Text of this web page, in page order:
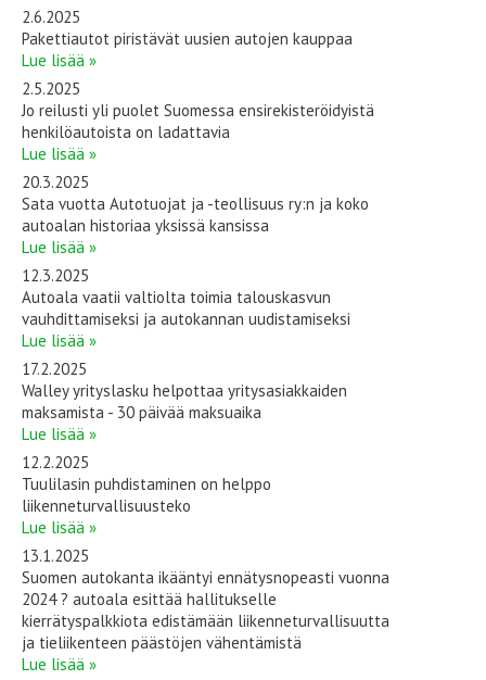
2.6.2025
Pakettiautot piristävät uusien autojen kauppaa
Lue lisää »
2.5.2025
Jo reilusti yli puolet Suomessa ensirekisteröidyistä
henkilöautoista on ladattavia
Lue lisää »
20.3.2025
Sata vuotta Autotuojat ja -teollisuus ry:n ja koko
autoalan historiaa yksissä kansissa
Lue lisää »
12.3.2025
Autoala vaatii valtiolta toimia talouskasvun
vauhdittamiseksi ja autokannan uudistamiseksi
Lue lisää »
17.2.2025
Walley yrityslasku helpottaa yritysasiakkaiden
maksamista - 30 päivää maksuaika
Lue lisää »
12.2.2025
Tuulilasin puhdistaminen on helppo
liikenneturvallisuusteko
Lue lisää »
13.1.2025
Suomen autokanta ikääntyi ennätysnopeasti vuonna
2024 ? autoala esittää hallitukselle
kierrätyspalkkiota edistämään liikenneturvallisuutta
ja tieliikenteen päästöjen vähentämistä
Lue lisää »